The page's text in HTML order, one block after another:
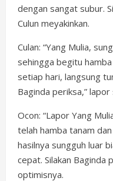
dengan sangat subur.
Culun meyakinkan.
Culan: “Yang Mulia,
sehingga begitu
setiap hari, langsung
Baginda periksa,”
Ocon: “Lapor Yang
telah hamba tanam
hasilnya sungguh luar
cepat. Silakan Baginda
optimisnya.